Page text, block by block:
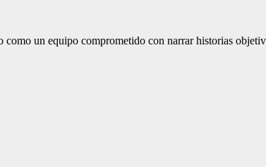
como un equipo comprometido con narrar historias